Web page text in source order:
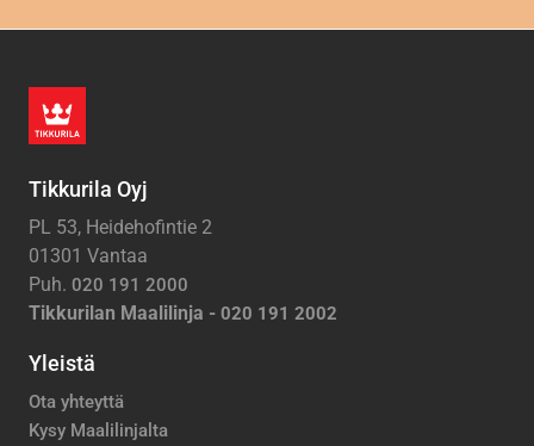
Tikkurila Oyj
PL 53, Heidehofintie 2
01301 Vantaa
Puh. 020 191 2000
Tikkurilan Maalilinja - 020 191 2002
Yleistä
Ota yhteyttä
Kysy Maalilinjalta